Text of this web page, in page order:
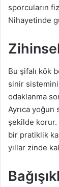
sporcuların
Nihayetinde
Bu şifalı kök
sinir sistemini
odaklanma
Ayrıca
şekilde korur.
bir pratiklik
yıllar zinde